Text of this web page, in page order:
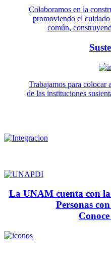
Colaboramos en la
promoviendo el
común,
Trabajamos para
de las instituciones
La UNAM cuenta con
Personas